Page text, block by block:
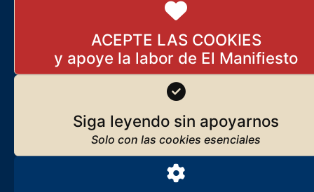
ACEPTE LAS COOKIES
Siga leyendo sin apoyarnos
2 de julio de 2025
El paro nunca desaparecerá
25 de febrero de 2026